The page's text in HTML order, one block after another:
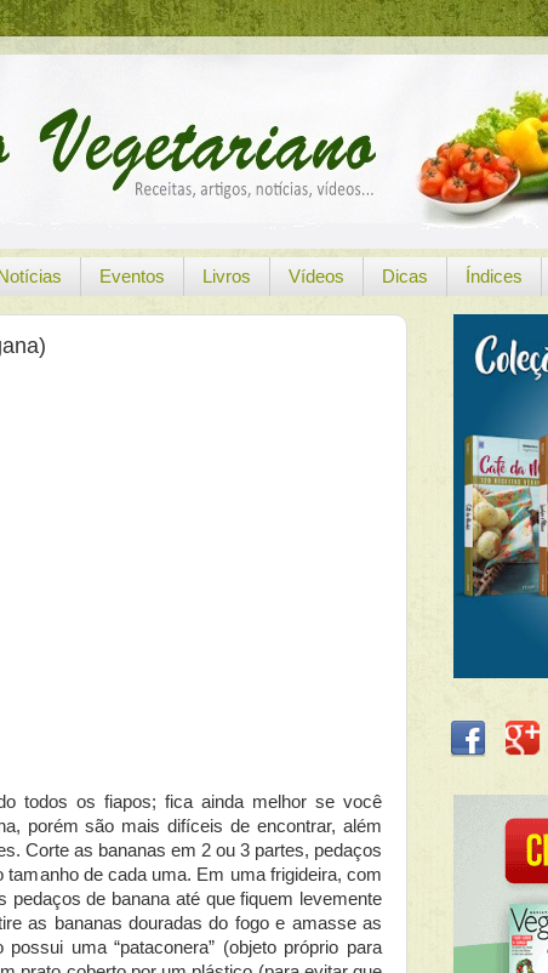
Eventos Livros Vídeos Dicas Índices
todos os fiapos; fica ainda melhor se você
porém são mais difíceis de encontrar, além
Corte as bananas em 2 ou 3 partes, pedaços
de cada uma. Em uma frigideira, com
pedaços de banana até que fiquem levemente
as bananas douradas do fogo e amasse as
uma “pataconera” (objeto próprio para